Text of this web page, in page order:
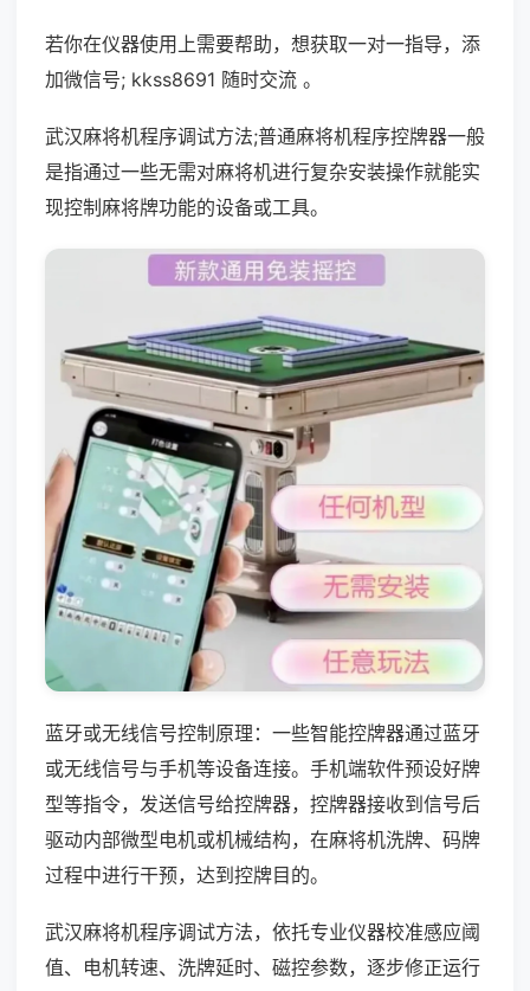
若你在仪器使用上需要帮助，想获取一对一指导，添
加微信号; kkss8691 随时交流 。
武汉麻将机程序调试方法;普通麻将机程序控牌器一般
是指通过一些无需对麻将机进行复杂安装操作就能实
现控制麻将牌功能的设备或工具。
蓝牙或无线信号控制原理：一些智能控牌器通过蓝牙
或无线信号与手机等设备连接。手机端软件预设好牌
型等指令，发送信号给控牌器，控牌器接收到信号后
驱动内部微型电机或机械结构，在麻将机洗牌、码牌
过程中进行干预，达到控牌目的。
武汉麻将机程序调试方法，依托专业仪器校准感应阈
值、电机转速、洗牌延时、磁控参数，逐步修正运行